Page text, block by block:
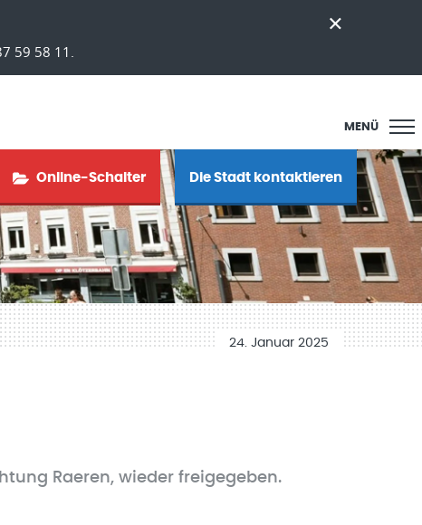
59 58 11.
MENÜ
Online-Schalter Die Stadt kontaktieren
24. Januar 2025
Raeren, wieder freigegeben.